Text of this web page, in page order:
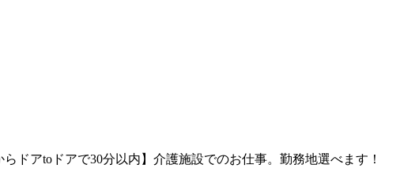
らドアtoドアで30分以内】介護施設でのお仕事。勤務地選べます！